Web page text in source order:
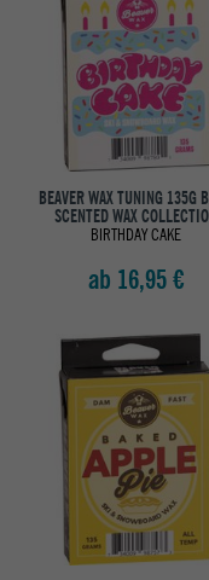
BEAVER WAX TUNING 135G
SCENTED WAX
BIRTHDAY CAKE
ab 16,95 €